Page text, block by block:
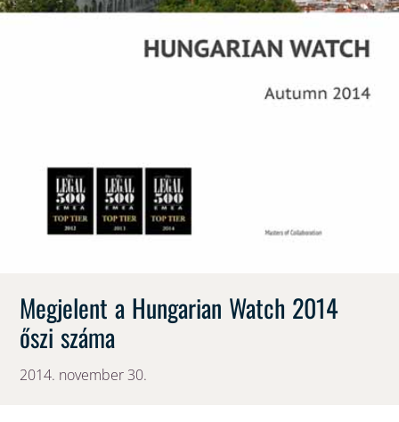
Megjelent a Hungarian Watch 2014
őszi száma
2014. november 30.